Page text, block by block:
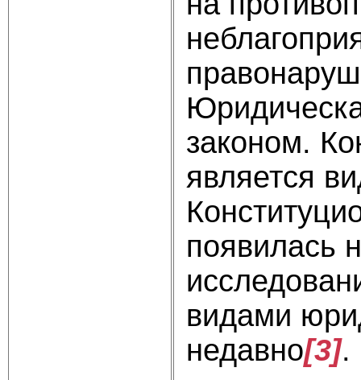
законом.
является
появилась
видами
недавно[3].